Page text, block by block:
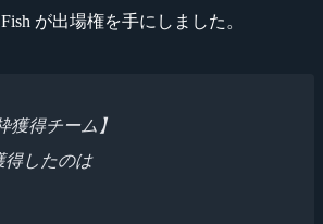
が出場権を手にしました。
獲得チーム】
得したのは